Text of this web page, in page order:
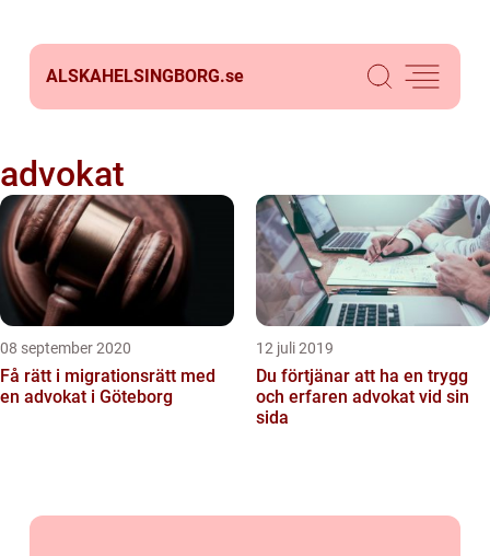
ALSKAHELSINGBORG.se
advokat
08 september 2020
Få rätt i migrationsrätt med
en advokat i Göteborg
12 juli 2019
Du förtjänar att ha en trygg
och erfaren advokat vid sin
sida